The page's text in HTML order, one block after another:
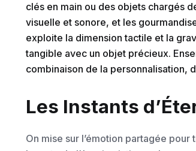
clés en main ou des objets chargés
visuelle et sonore, et les
exploite la dimension tactile et la
tangible avec un objet précieux.
combinaison de la personnalisation,
Les Instants
On mise sur l’émotion partagée